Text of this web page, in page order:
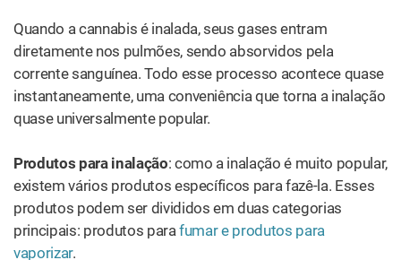
um cachimbo oubong, entre outros. Geralmente, a flor da
cannabis é dividida em pequenos pedaços (separados
manualmente, com tesoura ou com um moedor
específico) antes de ser colocada no equipamento
escolhido e queimada.
Fumar cannabis pode ser um método um tantoagressivo
para os pulmõesao longo do tempo. Ao contrário do
tabaco, a fumaça da cannabis não foi apontada como
fator de risco para câncer de pulmão, emboraum estudo